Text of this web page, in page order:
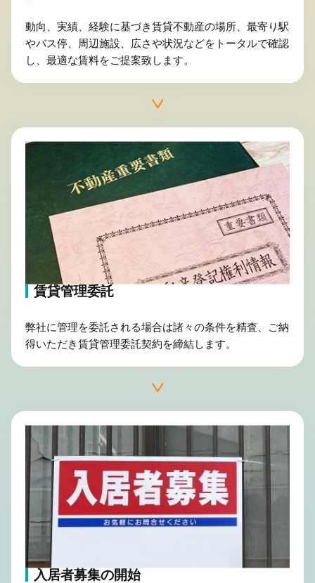
動向、実績、経験に基づき賃貸不動産の場所、最寄り駅
やバス停、周辺施設、広さや状況などをトータルで確認
し、最適な賃料をご提案致します。
賃貸管理委託
弊社に管理を委託される場合は諸々の条件を精査、ご納
得いただき賃貸管理委託契約を締結します。
入居者募集の開始